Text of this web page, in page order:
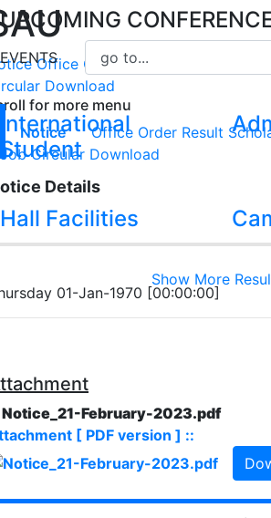
UPCOMING
EVENTS
International
Student
Hall Facilities
Show More
Office Order Result
Download
for more menu
Notice
Office Order Result
Job Circular Download
Details
01-Jan-1970 [00:00:00]
Notice_21-February-2023.pdf
[ PDF version ] ::